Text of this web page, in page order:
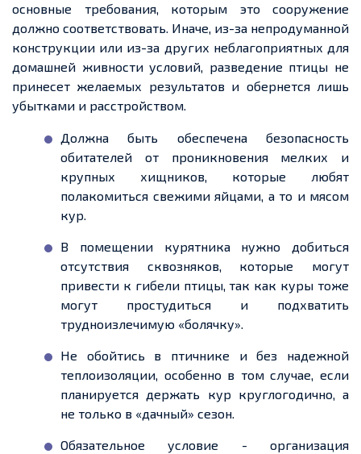
основные требования, которым это сооружение
должно соответствовать. Иначе, из-за непродуманной
конструкции или из-за других неблагоприятных для
домашней живности условий, разведение птицы не
принесет желаемых результатов и обернетсялишь
убытками и расстройством.
Должна быть обеспечена безопасность
обитателей от проникновения мелких и
крупных хищников, которые любят
полакомиться свежими яйцами, а то и мясом
кур.
В помещении курятника нужно добиться
отсутствия сквозняков, которые могут
привести к гибели птицы, так как куры тоже
могут простудиться и подхватить
трудноизлечимую «болячку».
Не обойтись в птичнике и без надежной
теплоизоляции, особенно в том случае, если
планируется держать кур круглогодично, а
не только в «дачный» сезон.
Обязательноеусловие - организация